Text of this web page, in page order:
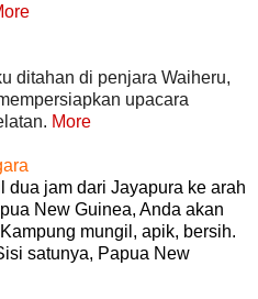
ditahan di penjara Waiheru,
upacara
More
dua jam dari Jayapura ke arah
New Guinea, Anda akan
mungil, apik, bersih.
satunya, Papua New